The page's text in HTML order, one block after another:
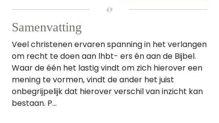
Samenvatting
Veel christenen ervaren spanning in het verlangen
om recht te doen aan lhbt- ers én aan de Bijbel.
Waar de één het lastig vindt om zich hierover een
mening te vormen, vindt de ander het juist
onbegrijpelijk dat hierover verschil van inzicht kan
bestaan. P...